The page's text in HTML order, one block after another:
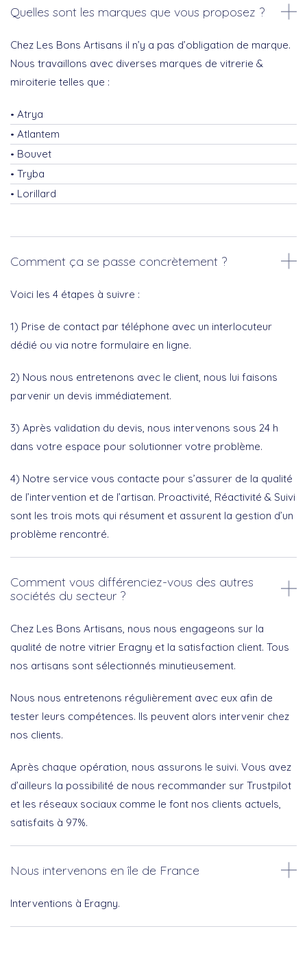
Quelles sont les marques que vous proposez ?
Chez Les Bons Artisans il n’y a pas d’obligation de marque.
Nous travaillons avec diverses marques de vitrerie &
miroiterie telles que :
Atrya
Atlantem
Bouvet
Tryba
Lorillard
Comment ça se passe concrètement ?
Voici les 4 étapes à suivre :
1) Prise de contact par téléphone avec un interlocuteur
dédié ou via notre formulaire en ligne.
2) Nous nous entretenons avec le client, nous lui faisons
parvenir un devis immédiatement.
3) Après validation du devis, nous intervenons sous 24 h
dans votre espace pour solutionner votre problème.
4) Notre service vous contacte pour s’assurer de la qualité
de l’intervention et de l’artisan. Proactivité, Réactivité & Suivi
sont les trois mots qui résument et assurent la gestion d’un
problème rencontré.
Comment vous différenciez-vous des autres
sociétés du secteur ?
Chez Les Bons Artisans, nous nous engageons sur la
qualité de notre vitrier Eragny et la satisfaction client. Tous
nos artisans sont sélectionnés minutieusement.
Nous nous entretenons régulièrement avec eux afin de
tester leurs compétences. Ils peuvent alors intervenir chez
nos clients.
Après chaque opération, nous assurons le suivi. Vous avez
d’ailleurs la possibilité de nous recommander sur Trustpilot
et les réseaux sociaux comme le font nos clients actuels,
satisfaits à 97%.
Nous intervenons en île de France
Interventions à Eragny.